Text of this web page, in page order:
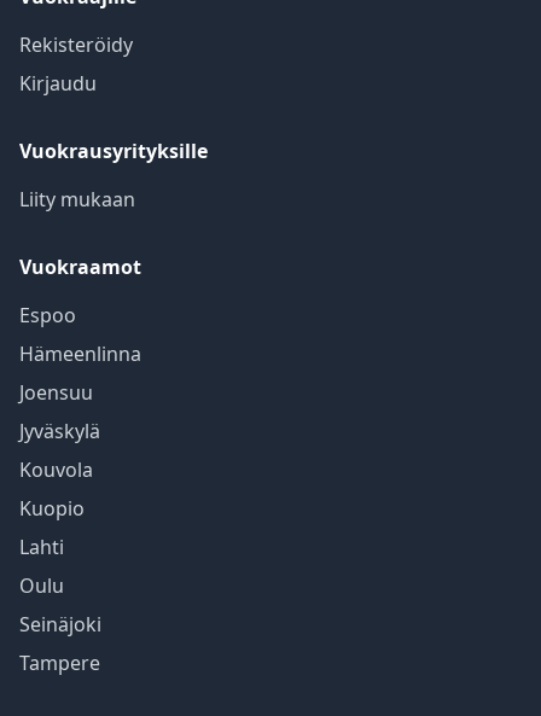
Rekisteröidy
Kirjaudu
Vuokrausyrityksille
Liity mukaan
Vuokraamot
Espoo
Hämeenlinna
Joensuu
Jyväskylä
Kouvola
Kuopio
Lahti
Oulu
Seinäjoki
Tampere